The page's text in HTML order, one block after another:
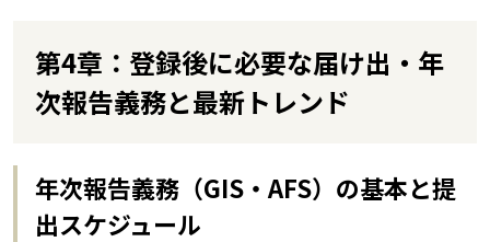
第4章：登録後に必要な届け出・年
次報告義務と最新トレンド
年次報告義務（GIS・AFS）の基本と提
出スケジュール